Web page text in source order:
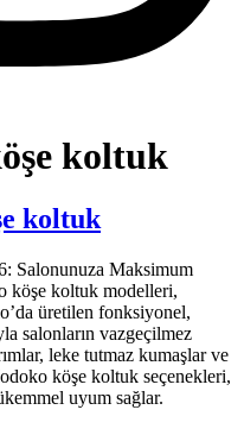
koltuk
koltuk
Salonunuza Maksimum
köşe koltuk modelleri,
üretilen fonksiyonel,
salonların vazgeçilmez
leke tutmaz kumaşlar ve
köşe koltuk seçenekleri,
uyum sağlar.